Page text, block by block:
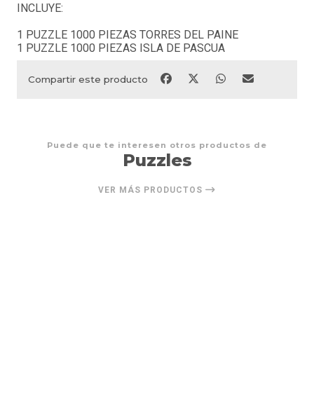
INCLUYE:
1 PUZZLE 1000 PIEZAS TORRES DEL PAINE
1 PUZZLE 1000 PIEZAS ISLA DE PASCUA
Compartir este producto
Puede que te interesen otros productos de
Puzzles
VER MÁS PRODUCTOS